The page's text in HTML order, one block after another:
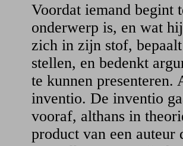
Voordat iemand begint
onderwerp is, en wat
zich in zijn stof,
stellen, en bedenkt
te kunnen presenteren.
inventio. De inventio
vooraf, althans in
product van een